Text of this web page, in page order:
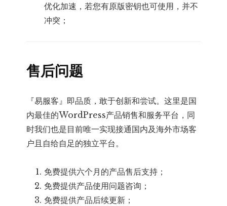
优化加速，若您有原版密钥也可使用，并不
冲突；
售后问题
『易服客』即品质，敢于创新和尝试。这里是国
内最佳的WordPress产品销售和服务平台，同
时我们也是目前唯一实现接通国内及海外市场客
户且自给自足的独立平台。
免费提供六个月的产品售后支持；
免费提供产品使用问题咨询；
免费提供产品后续更新；